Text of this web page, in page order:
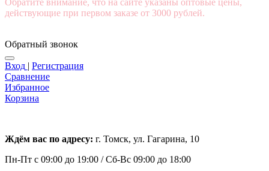
Обратите внимание, что на сайте указаны оптовые цены,
действующие при первом заказе от 3000 рублей.
Обратный звонок
Вход | Регистрация
Сравнение
Избранное
Корзина
Ждём вас по адресу: г. Томск, ул. Гагарина, 10
Пн-Пт с 09:00 до 19:00 /Сб-Вс 09:00 до 18:00